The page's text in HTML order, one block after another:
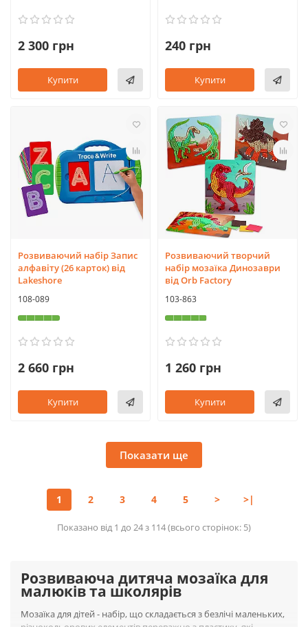
2 300 грн
Купити
240 грн
Купити
Розвиваючий набір Запис
алфавіту (26 карток) від
Lakeshore
108-089
2 660 грн
Купити
Розвиваючий творчий
набір мозаїка Динозаври
від Orb Factory
103-863
1 260 грн
Купити
Показати ще
1 2 3 4 5 > >|
Показано від 1 до 24 з 114 (всього сторінок: 5)
Розвиваюча дитяча мозаїка для
малюків та школярів
Мозаїка для дітей - набір, що складається з безлічі маленьких,